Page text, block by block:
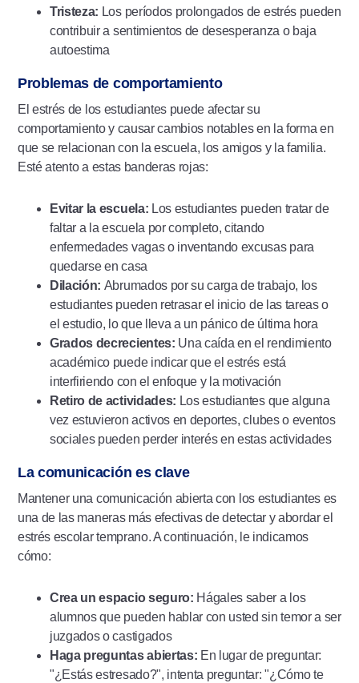
Tristeza: Los períodos prolongados de estrés pueden
contribuir a sentimientos de desesperanza o baja
autoestima
Problemas de comportamiento
El estrés de los estudiantes puede afectar su
comportamiento y causar cambios notables en la forma en
que se relacionan con la escuela, los amigos y la familia.
Esté atento a estas banderas rojas:
Evitar la escuela: Los estudiantes pueden tratar de
faltar a la escuela por completo, citando
enfermedades vagas o inventando excusas para
quedarse en casa
Dilación: Abrumados por su carga de trabajo, los
estudiantes pueden retrasar el inicio de las tareas o
el estudio, lo que lleva a un pánico de última hora
Grados decrecientes: Una caída en el rendimiento
académico puede indicar que el estrés está
interfiriendo con el enfoque y la motivación
Retiro de actividades: Los estudiantes que alguna
vez estuvieron activos en deportes, clubes o eventos
sociales pueden perder interés en estas actividades
La comunicación es clave
Mantener una comunicación abierta con los estudiantes es
una de las maneras más efectivas de detectar y abordar el
estrés escolar temprano. A continuación, le indicamos
cómo:
Crea un espacio seguro: Hágales saber a los
alumnos que pueden hablar con usted sin temor a ser
juzgados o castigados
Haga preguntas abiertas: En lugar de preguntar:
"¿Estás estresado?", intenta preguntar: "¿Cómo te